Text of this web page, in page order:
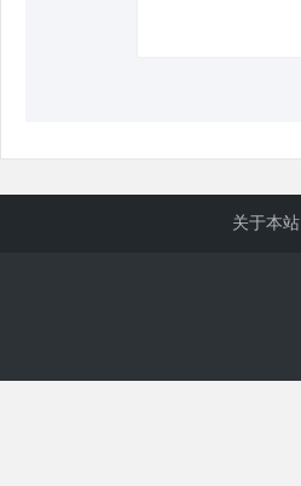
关于本站